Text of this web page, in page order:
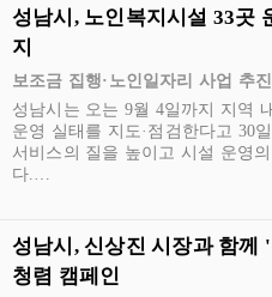
성남시, 노인복지시설 33곳
지
보조금 집행·노인일자리 사업 추
성남시는 오는 9월 4일까지 지역
운영 실태를 지도·점검한다고 30
서비스의 질을 높이고 시설 운영
다.…
성남시, 신상진 시장과 함께
청렴 캠페인